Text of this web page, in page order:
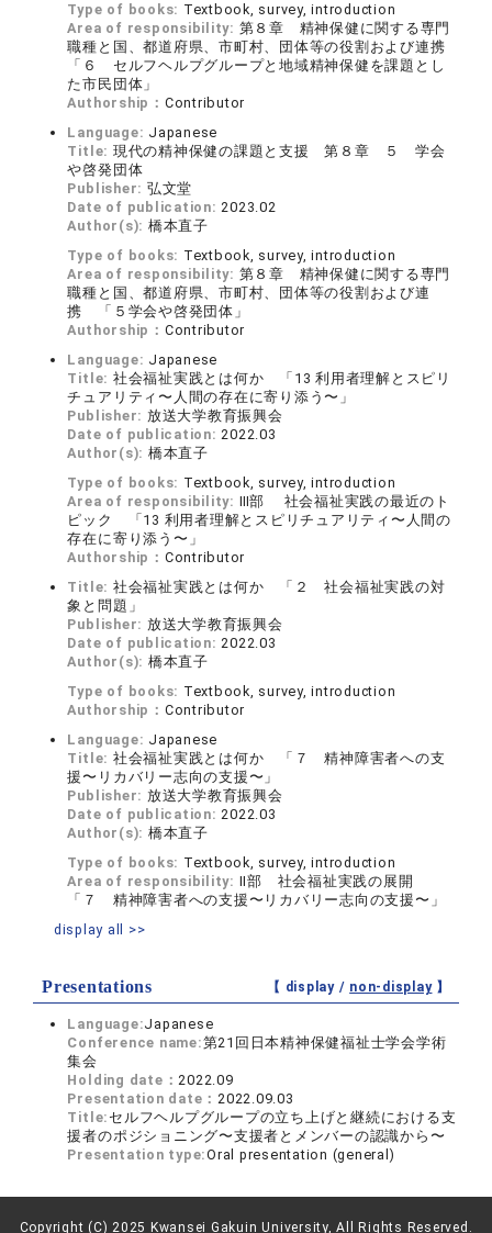
Type of books: Textbook, survey, introduction
Area of responsibility: 第８章 精神保健に関する専門
職種と国、都道府県、市町村、団体等の役割および連携
「６ セルフヘルプグループと地域精神保健を課題とし
た市民団体」
Authorship： Contributor
Language: Japanese
Title: 現代の精神保健の課題と支援 第８章 ５ 学会
や啓発団体
Publisher: 弘文堂
Date of publication:2023.02
Author(s): 橋本直子
Type of books: Textbook, survey, introduction
Area of responsibility: 第８章 精神保健に関する専門
職種と国、都道府県、市町村、団体等の役割および連
携 「５学会や啓発団体」
Authorship： Contributor
Language: Japanese
Title: 社会福祉実践とは何か 「13 利用者理解とスピリ
チュアリティ〜人間の存在に寄り添う〜」
Publisher: 放送大学教育振興会
Date of publication:2022.03
Author(s): 橋本直子
Type of books: Textbook, survey, introduction
Area of responsibility: Ⅲ部 社会福祉実践の最近のト
ピック 「13 利用者理解とスピリチュアリティ〜人間の
存在に寄り添う〜」
Authorship： Contributor
Title: 社会福祉実践とは何か 「２ 社会福祉実践の対
象と問題」
Publisher: 放送大学教育振興会
Date of publication:2022.03
Author(s): 橋本直子
Type of books: Textbook, survey, introduction
Authorship： Contributor
Language: Japanese
Title: 社会福祉実践とは何か 「７ 精神障害者への支
援〜リカバリー志向の支援〜」
Publisher: 放送大学教育振興会
Date of publication:2022.03
Author(s): 橋本直子
Type of books: Textbook, survey, introduction
Area of responsibility: II部 社会福祉実践の展開
「７ 精神障害者への支援〜リカバリー志向の支援〜」
display all >>
Presentations 【 display / non-display】
Language:Japanese
Conference name:第21回日本精神保健福祉士学会学術
集会
Holding date：2022.09
Presentation date：2022.09.03
Title: セルフヘルプグループの立ち上げと継続における支
援者のポジショニング〜支援者とメンバーの認識から〜
Presentation type:Oral presentation (general)
Copyright (C) 2025 Kwansei Gakuin University, All Rights Reserved.